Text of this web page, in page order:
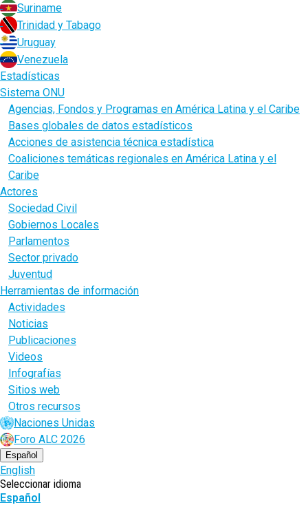
Suriname
Trinidad y Tabago
Uruguay
Venezuela
Estadísticas
Sistema ONU
Agencias, Fondos y Programas en América Latina y el Caribe
Bases globales de datos estadísticos
Acciones de asistencia técnica estadística
Coaliciones temáticas regionales en América Latina y el
Caribe
Actores
Sociedad Civil
Gobiernos Locales
Parlamentos
Sector privado
Juventud
Herramientas de información
Actividades
Noticias
Publicaciones
Videos
Infografías
Sitios web
Otros recursos
Naciones Unidas
Foro ALC 2026
Español
English
Seleccionar idioma
Español